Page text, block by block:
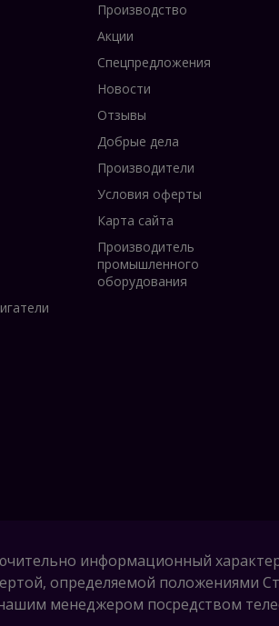
Производство
Акции
Спецпредложения
Новости
Отзывы
Добрые дела
Производители
Условия оферты
Карта сайта
Производитель
промышленного
оборудования
информационный
определяемой положениями
менеджером посредством